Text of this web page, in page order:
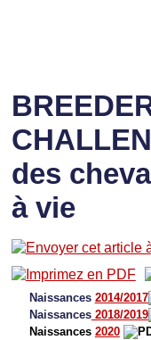
des
à vie
Naissances 2014/2017
Naissances2018/2019
Naissances 2020